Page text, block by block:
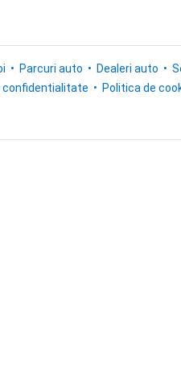
Parcuri auto Dealeri auto
confidentialitate Politica de